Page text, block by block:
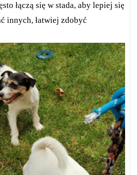
łączą się w stada, aby lepiej się
innych, łatwiej zdobyć